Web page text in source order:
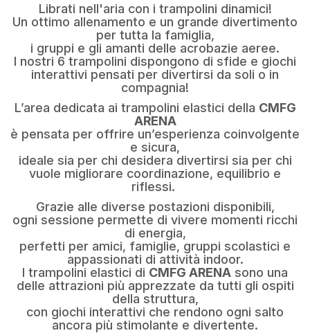
Librati nell'aria con i trampolini dinamici!
Un ottimo allenamento e un grande divertimento
per tutta la famiglia,
i gruppi e gli amanti delle acrobazie aeree.
I nostri 6 trampolini dispongono di sfide e giochi
interattivi pensati per divertirsi da soli o in
compagnia!
L’area dedicata ai trampolini elastici della CMFG
ARENA
è pensata per offrire un’esperienza coinvolgente
e sicura,
ideale sia per chi desidera divertirsi sia per chi
vuole migliorare coordinazione, equilibrio e
riflessi.
Grazie alle diverse postazioni disponibili,
ogni sessione permette di vivere momenti ricchi
di energia,
perfetti per amici, famiglie, gruppi scolastici e
appassionati di attività indoor.
I trampolini elastici di CMFG ARENA sono una
delle attrazioni più apprezzate da tutti gli ospiti
della struttura,
con giochi interattivi che rendono ogni salto
ancora più stimolante e divertente.